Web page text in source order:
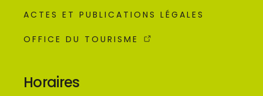
ACTES ET PUBLICATIONS LÉGALES
OFFICE DU TOURISME
Horaires